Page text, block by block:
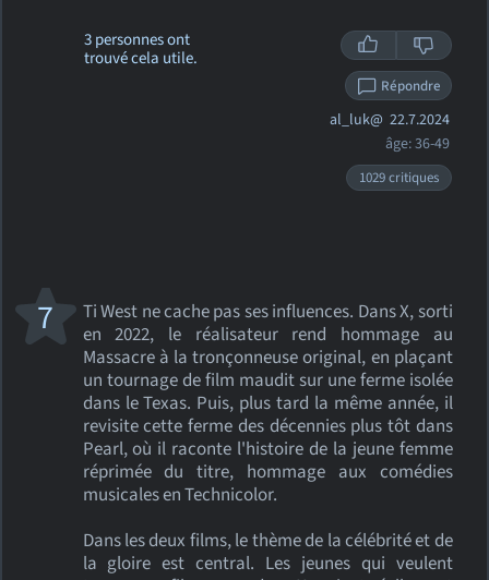
3 personnes ont
trouvé cela utile.
Répondre
al_luk@ 22.7.2024
âge: 36-49
1029 critiques
Ti West ne cache pas ses influences. Dans X, sorti
en 2022, le réalisateur rend hommage au
Massacre à la tronçonneuse original, en plaçant
un tournage de film maudit sur une ferme isolée
dans le Texas. Puis, plus tard la même année, il
revisite cette ferme des décennies plus tôt dans
Pearl, où il raconte l'histoire de la jeune femme
réprimée du titre, hommage aux comédies
musicales en Technicolor.
Dans les deux films, le thème de la célébrité et de
la gloire est central. Les jeunes qui veulent
7